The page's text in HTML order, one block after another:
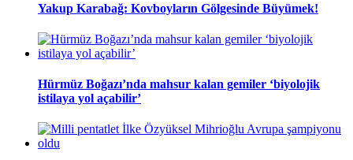
Yakup Karabağ: Kovboyların Gölgesinde Büyümek!
Hürmüz Boğazı’nda mahsur kalan gemiler ‘biyolojik
istilaya yol açabilir’